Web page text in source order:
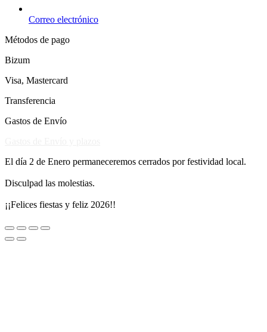
Correo electrónico
Métodos de pago
Bizum
Visa, Mastercard
Transferencia
Gastos de Envío
El día 2 de Enero permaneceremos cerrados por festividad local.
Disculpad las molestias.
¡¡Felices fiestas y feliz 2026!!